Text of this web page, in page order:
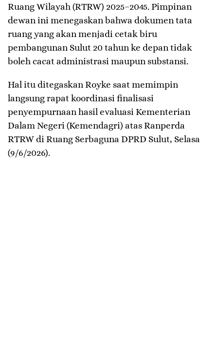
Ruang Wilayah (RTRW) 2025–2045. Pimpinan
dewan ini menegaskan bahwa dokumen tata
ruang yang akan menjadi cetak biru
pembangunan Sulut 20 tahun ke depan tidak
boleh cacat administrasi maupun substansi.
​Hal itu ditegaskan Royke saat memimpin
langsung rapat koordinasi finalisasi
penyempurnaan hasil evaluasi Kementerian
Dalam Negeri (Kemendagri) atas Ranperda
RTRW di Ruang Serbaguna DPRD Sulut, Selasa
(9/6/2026).